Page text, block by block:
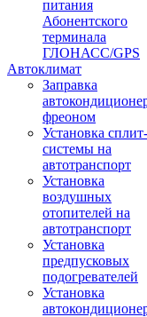
питания
Абонентского
терминала
ГЛОНАСС/GPS
Автоклимат
Заправка
фреоном
Установка сплит-
системы на
автотранспорт
Установка
воздушных
отопителей на
автотранспорт
Установка
предпусковых
подогревателей
Установка